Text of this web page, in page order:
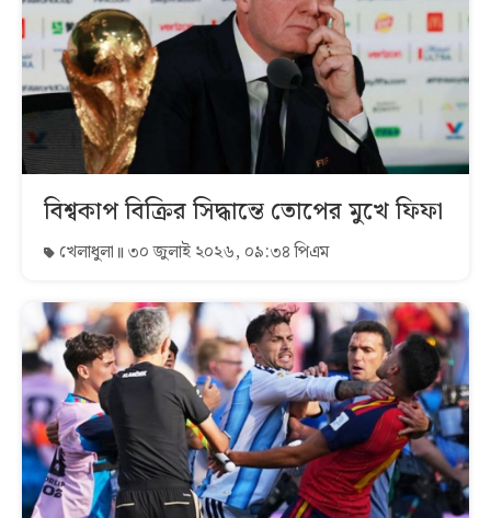
বিশ্বকাপ বিক্রির সিদ্ধান্তে তোপের মুখে ফিফা
খেলাধুলা ৩০ জুলাই ২০২৬, ০৯:৩৪ পিএম